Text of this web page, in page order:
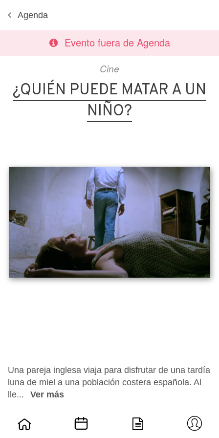
Agenda
Evento fuera de Agenda
Cine
¿QUIÉN PUEDE MATAR A UN
NIÑO?
Una pareja inglesa viaja para disfrutar de una tardía
luna de miel a una población costera española. Al
lle...
Ver más